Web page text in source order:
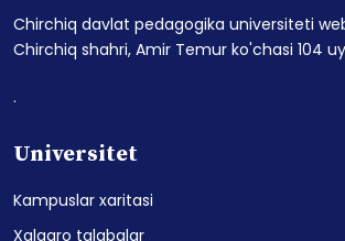
Chirchiq davlat pedagogika universiteti
Chirchiq shahri, Amir Temur ko'chasi 104 uy
.
Universitet
Kampuslar xaritasi
Xalqaro talabalar